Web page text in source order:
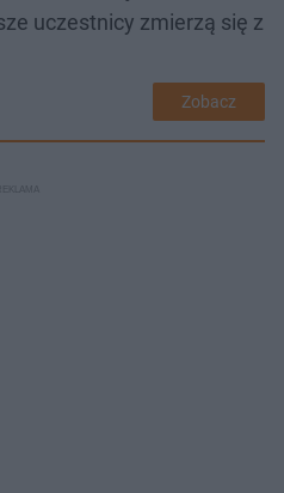
uczestnicy zmierzą się z
Zobacz